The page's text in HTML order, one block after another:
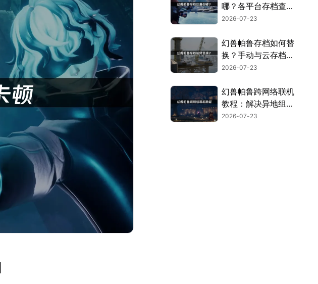
哪？各平台存档查找
指南！
2026-07-23
幻兽帕鲁存档如何替
换？手动与云存档两
大方案！
2026-07-23
幻兽帕鲁跨网络联机
教程：解决异地组网
卡顿指南！
2026-07-23